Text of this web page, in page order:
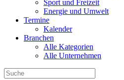
Sport und Freizeit
Energie und Umwelt
Termine
Kalender
Branchen
Alle Kategorien
Alle Unternehmen